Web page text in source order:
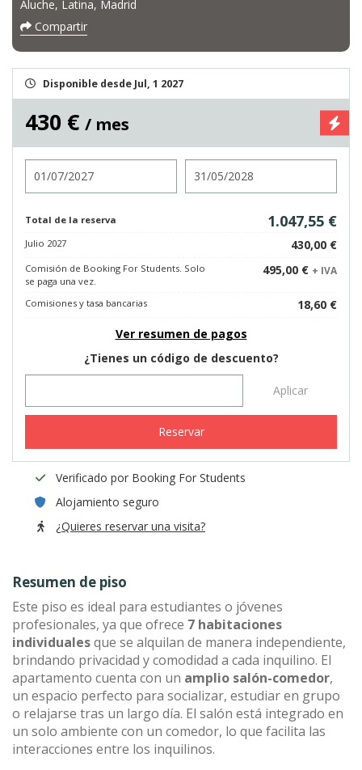
Aluche, Latina, Madrid
Compartir
Disponible desde Jul, 1 2027
430 € / mes
Total de la reserva 1.047,55 €
Julio 2027 430,00 €
Comisión de Booking For Students. Solo
se paga una vez.
495,00 € + IVA
Comisiones y tasa bancarias
18,60 €
Ver resumen de pagos
¿Tienes un código de descuento?
Aplicar
Reservar
Verificado por Booking For Students
Alojamiento seguro
¿Quieres reservar una visita?
Resumen de piso
Este piso es ideal para estudiantes o jóvenes
profesionales, ya que ofrece 7 habitaciones
individualesque se alquilan de manera independiente,
brindando privacidad y comodidad a cada inquilino. El
apartamento cuenta con un amplio salón-comedor,
un espacio perfecto para socializar, estudiar en grupo
o relajarse tras un largo día. El salón está integrado en
un solo ambiente con un comedor, lo que facilita las
interacciones entre los inquilinos.